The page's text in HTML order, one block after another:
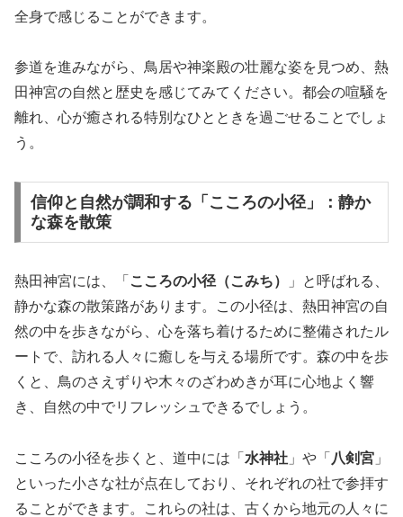
全身で感じることができます。
参道を進みながら、鳥居や神楽殿の壮麗な姿を見つめ、熱
田神宮の自然と歴史を感じてみてください。都会の喧騒を
離れ、心が癒される特別なひとときを過ごせることでしょ
う。
信仰と自然が調和する「こころの小径」：静か
な森を散策
熱田神宮には、「 こころの小径（こみち）
」と呼ばれる、
静かな森の散策路があります。この小径は、熱田神宮の自
然の中を歩きながら、心を落ち着けるために整備されたル
ートで、訪れる人々に癒しを与える場所です。森の中を歩
くと、鳥のさえずりや木々のざわめきが耳に心地よく響
き、自然の中でリフレッシュできるでしょう。
こころの小径を歩くと、道中には「 水神社 」や「 八剣宮 」
といった小さな社が点在しており、それぞれの社で参拝す
ることができます。これらの社は、古くから地元の人々に